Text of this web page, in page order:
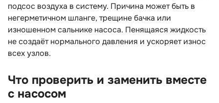
подсос воздуха в систему. Причина может быть
негерметичном шланге, трещине бачка или
изношенном сальнике насоса. Пенящаяся жидкость
не создаёт нормального давления и ускоряет износ
сех узлов.
Что проверить и заменить вместе
с насосом